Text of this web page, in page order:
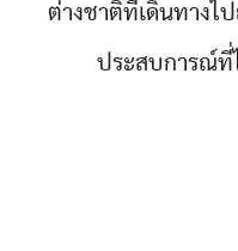
ต่างชาติที่เดินทางไ
ประสบการณ์ที่